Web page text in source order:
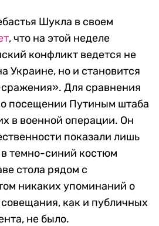
Шукла в своем
, что на этой неделе
конфликт ведется не
Украине, но и становится
Для сравнения
посещении Путиным штаба
в военной операции. Он
показали лишь
темно-синий костюм
стола рядом с
никаких упоминаний о
как и публичных
не было.